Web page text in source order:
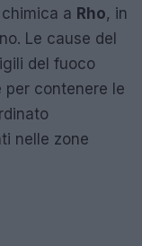
a Rho, in
Le cause del
del fuoco
contenere le
nelle zone